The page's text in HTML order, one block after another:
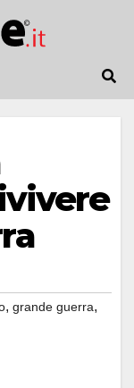
, grande guerra,